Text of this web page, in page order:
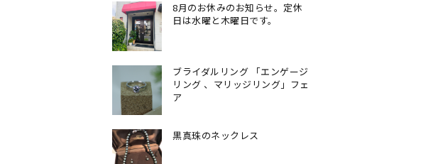
8月のお休みのお知らせ。定休
日は水曜と木曜日です。
ブライダルリング 「エンゲージ
リング 、マリッジリング」フェ
ア
黒真珠のネックレス